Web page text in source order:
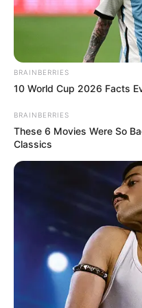
Ya que, como lo
Transporte, William
BRAINBERRIES
10 World Cup 2026 Facts
BRAINBERRIES
These 6 Movies Were So
Classics